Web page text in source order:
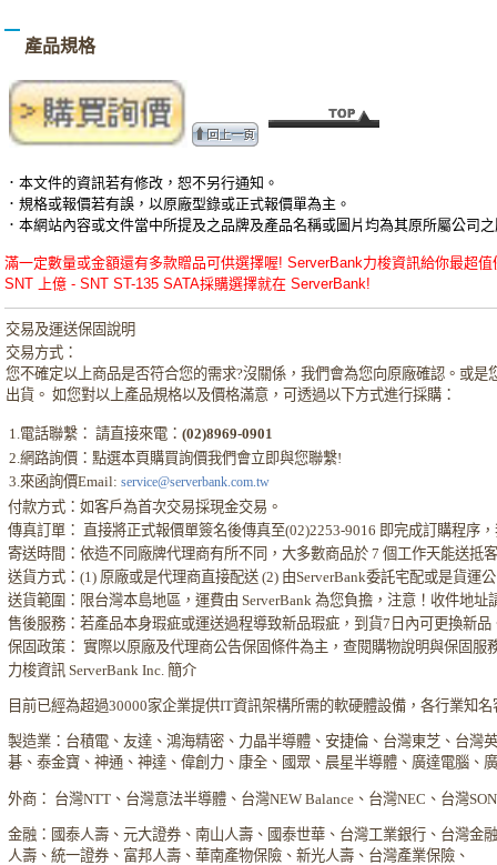
產品規格
．本文件的資訊若有修改，恕不另行通知。
．規格或報價若有誤，以原廠型錄或正式報價單為主。
．本網站內容或文件當中所提及之品牌及產品名稱或圖片均為其原所屬公司
滿一定數量或金額還有多款贈品可供選擇喔! ServerBank力梭資訊給你最超
SNT 上億 - SNT ST-135 SATA採購選擇就在 ServerBank!
交易及運送保固說明
交易方式：
您不確定以上商品是否符合您的需求?沒關係，我們會為您向原廠確認。或
出貨。 如您對以上產品規格以及價格滿意，可透過以下方式進行採購：
1.電話聯繫： 請直接來電：(02)8969-0901
2.網路詢價：點選本頁購買詢價我們會立即與您聯繫!
3.來函詢價Email: service@serverbank.com.tw
付款方式：如客戶為首次交易採現金交易。
傳真訂單： 直接將正式報價單簽名後傳真至(02)2253-9016 即完成訂購程序
寄送時間：依造不同廠牌代理商有所不同，大多數商品於 7 個工作天能送抵
送貨方式：(1) 原廠或是代理商直接配送 (2) 由ServerBank委託宅配或是貨運
送貨範圍：限台灣本島地區，運費由 ServerBank 為您負擔，注意！收件地址
售後服務：若產品本身瑕疵或運送過程導致新品瑕疵，到貨7日內可更換新品
保固政策： 實際以原廠及代理商公告保固條件為主，查閱購物說明與保固服
力梭資訊 ServerBank Inc. 簡介
目前已經為超過30000家企業提供IT資訊架構所需的軟硬體設備，各行業知名
製造業：台積電、友達、鴻海精密、力晶半導體、安捷倫、台灣東芝、台
碁、泰金寶、神通、神達、偉創力、康全、國眾、晨星半導體、廣達電腦、
外商： 台灣NTT、台灣意法半導體、台灣NEW Balance、台灣NEC、台灣
金融：國泰人壽、元大證券、南山人壽、國泰世華、台灣工業銀行、台灣
人壽、統一證券、富邦人壽、華南產物保險、新光人壽、台灣產業保險、